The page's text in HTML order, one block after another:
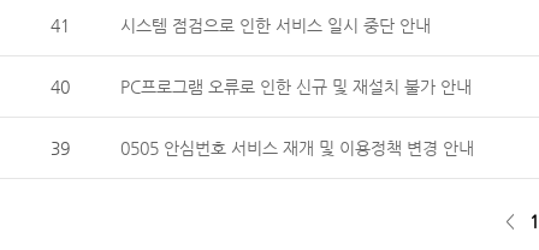
41 시스템 점검으로 인한 서비스 일시 중단 안내
40 PC프로그램 오류로 인한 신규 및 재설치 불가 안내
39 0505 안심번호 서비스 재개 및 이용정책 변경 안내
< 1